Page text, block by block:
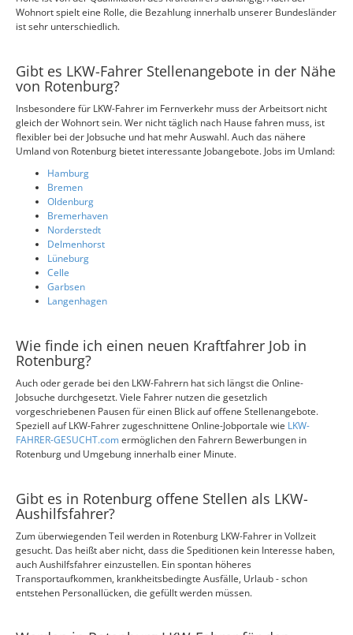
Wohnort spielt eine Rolle, die Bezahlung innerhalb unserer Bundesländer
ist sehr unterschiedlich.
Gibt es LKW-Fahrer Stellenangebote in der Nähe
von Rotenburg?
Insbesondere für LKW-Fahrer im Fernverkehr muss der Arbeitsort nicht
gleich der Wohnort sein. Wer nicht täglich nach Hause fahren muss, ist
flexibler bei der Jobsuche und hat mehr Auswahl. Auch das nähere
Umland von Rotenburg bietet interessante Jobangebote. Jobs im Umland:
Hamburg
Bremen
Oldenburg
Bremerhaven
Norderstedt
Delmenhorst
Lüneburg
Celle
Garbsen
Langenhagen
Wie finde ich einen neuen Kraftfahrer Job in
Rotenburg?
Auch oder gerade bei den LKW-Fahrern hat sich längst die Online-
Jobsuche durchgesetzt. Viele Fahrer nutzen die gesetzlich
vorgeschriebenen Pausen für einen Blick auf offene Stellenangebote.
Speziell auf LKW-Fahrer zugeschnittene Online-Jobportale wie LKW-
FAHRER-GESUCHT.comermöglichen den Fahrern Bewerbungen in
Rotenburg und Umgebung innerhalb einer Minute.
Gibt es in Rotenburg offene Stellen als LKW-
Aushilfsfahrer?
Zum überwiegenden Teil werden in Rotenburg LKW-Fahrer in Vollzeit
gesucht. Das heißt aber nicht, dass die Speditionen kein Interesse haben,
auch Aushilfsfahrer einzustellen. Ein spontan höheres
Transportaufkommen, krankheitsbedingte Ausfälle, Urlaub - schon
entstehen Personallücken, die gefüllt werden müssen.